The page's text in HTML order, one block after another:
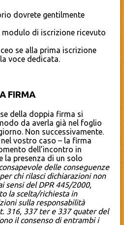
dovrete gentilmente
modulo di iscrizione ricevuto
se alla prima iscrizione
voce dedicata.
FIRMA
della doppia firma si
da averla già nel foglio
Non successivamente.
vostro caso – la firma
dell’incontro in
presenza di un solo
delle conseguenze
chi rilasci dichiarazioni non
sensi del DPR 445/2000,
la scelta/richiesta in
sulla responsabilità
316, 337 ter e 337 quater del
il consenso di entrambi i